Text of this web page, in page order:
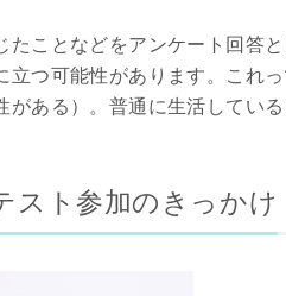
たことなどをアンケート回答
立つ可能性があります。これ
ある）。普通に生活してい
スト参加のきっかけ